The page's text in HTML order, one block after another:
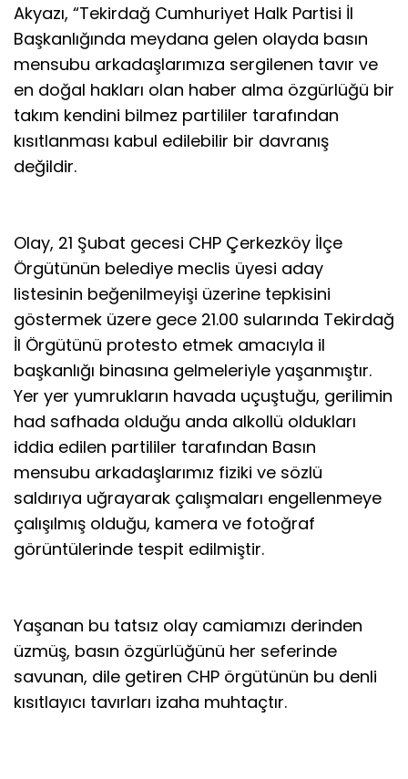
Akyazı, “Tekirdağ Cumhuriyet Halk Partisi İl
Başkanlığında meydana gelen olayda basın
mensubu arkadaşlarımıza sergilenen tavır ve
en doğal hakları olan haber alma özgürlüğü bir
takım kendini bilmez partililer tarafından
kısıtlanması kabul edilebilir bir davranış
değildir.
Olay, 21 Şubat gecesi CHP Çerkezköy İlçe
Örgütünün belediye meclis üyesi aday
listesinin beğenilmeyişi üzerine tepkisini
göstermek üzere gece 21.00 sularında Tekirdağ
İl Örgütünü protesto etmek amacıyla il
başkanlığı binasına gelmeleriyle yaşanmıştır.
Yer yer yumrukların havada uçuştuğu, gerilimin
had safhada olduğu anda alkollü oldukları
iddia edilen partililer tarafından Basın
mensubu arkadaşlarımız fiziki ve sözlü
saldırıya uğrayarak çalışmaları engellenmeye
çalışılmış olduğu, kamera ve fotoğraf
görüntülerinde tespit edilmiştir.
Yaşanan bu tatsız olay camiamızı derinden
üzmüş, basın özgürlüğünü her seferinde
savunan, dile getiren CHP örgütünün bu denli
kısıtlayıcı tavırları izaha muhtaçtır.